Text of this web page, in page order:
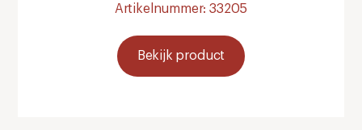
Artikelnummer: 33205
Bekijk product